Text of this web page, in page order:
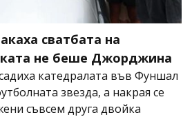
сватбата на
не беше Джорджина
катедралата във Фуншал
звезда, а накрая се
съвсем друга двойка